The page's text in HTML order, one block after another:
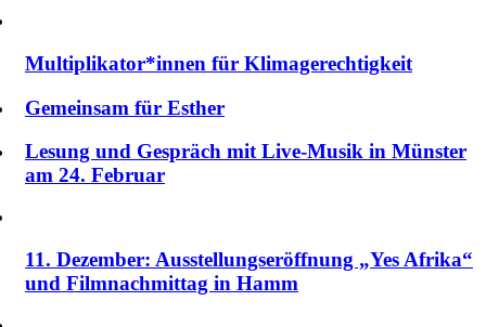
Multiplikator*innen für Klimagerechtigkeit
Gemeinsam für Esther
Lesung und Gespräch mit Live-Musik in Münster
am 24. Februar
11. Dezember: Ausstellungseröffnung „Yes Afrika“
und Filmnachmittag in Hamm